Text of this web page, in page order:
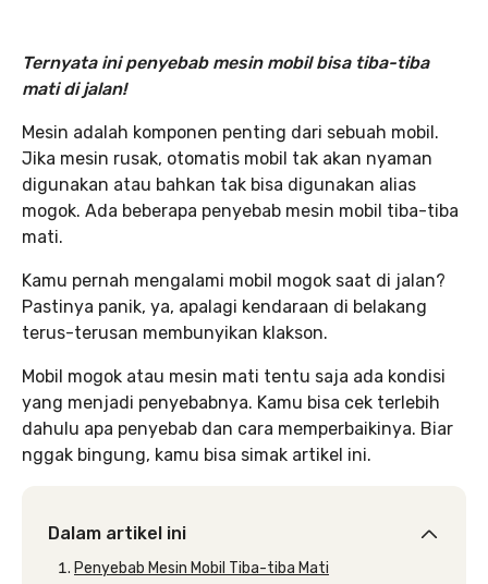
Ternyata ini penyebab mesin mobil bisa tiba-tiba
mati di jalan!
Mesin adalah komponen penting dari sebuah mobil.
Jika mesin rusak, otomatis mobil tak akan nyaman
digunakan atau bahkan tak bisa digunakan alias
mogok. Ada beberapa penyebab mesin mobil tiba-tiba
mati.
Kamu pernah mengalami mobil mogok saat di jalan?
Pastinya panik, ya, apalagi kendaraan di belakang
terus-terusan membunyikan klakson.
Mobil mogok atau mesin mati tentu saja ada kondisi
yang menjadi penyebabnya. Kamu bisa cek terlebih
dahulu apa penyebab dan cara memperbaikinya. Biar
nggak bingung, kamu bisa simak artikel ini.
Dalam artikel ini
Penyebab Mesin Mobil Tiba-tiba Mati